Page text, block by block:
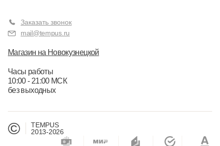
Заказать звонок
mail@tempus.ru
Магазин на Новокузнецкой
Часы работы
10:00 - 21:00 МСК
без выходных
©
TEMPUS
2013-2026